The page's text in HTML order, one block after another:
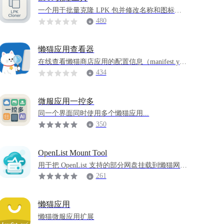
一个用于批量克隆 LPK 包并修改名称和图标的
工具。
480
懒猫应用查看器
在线查看懒猫商店应用的配置信息（manifest.ym
l），下载应用 lpk 文件到本地
434
微服应用一控多
同一个界面同时使用多个懒猫应用...
350
OpenList Mount Tool
用于把 OpenList 支持的部分网盘挂载到懒猫网盘
远程挂载页的工具 261
懒猫应用
懒猫微服应用扩展